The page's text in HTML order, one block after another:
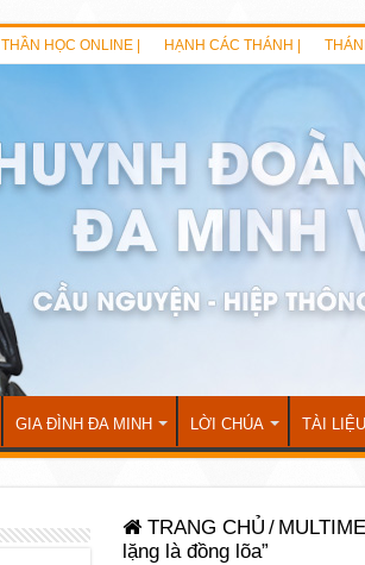
THẦN HỌC ONLINE | HẠNH CÁC THÁNH |
GIA ĐÌNH ĐA MINH LỜI CHÚA TÀI LIỆU
TRANG CHỦ /
lặng là đồng lõa”